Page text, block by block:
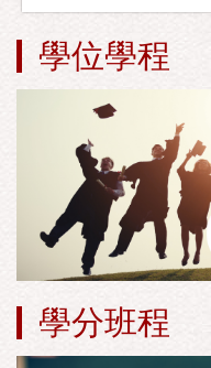
學位學程
學分班程